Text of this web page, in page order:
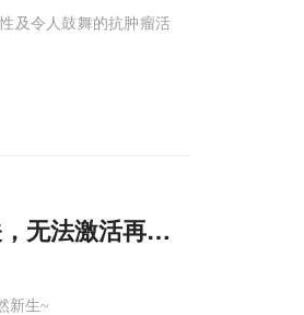
及令人鼓舞的抗肿瘤活
无法激活再生程序
新生~